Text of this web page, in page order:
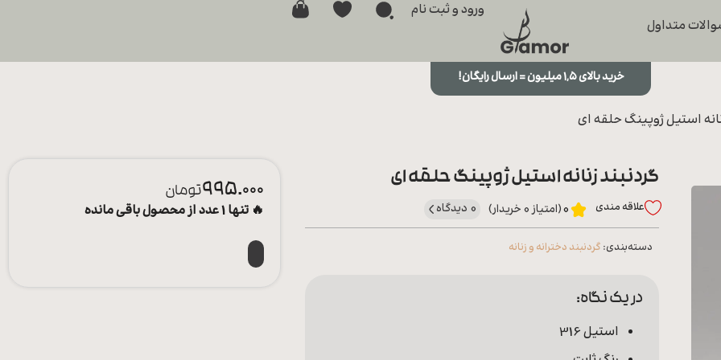
متداول
ورود و ثبت نام
خرید بالای ۱,۵ میلیون = ارسال رایگان!
استیل ژوپینگ حلقه ای
گردنبند زنانه استیل ژوپینگ حلقه ای
علاقه‌ مندی 0(امتیاز 0 خریدار) 0 دیدگاه
دسته‌بندی: گردنبند دخترانه و زنانه
در یک نگاه:
استیل 316
995.000تومان
🔥 تنها 1 عدد از محصول باقی مانده
افزودن به سبد خرید